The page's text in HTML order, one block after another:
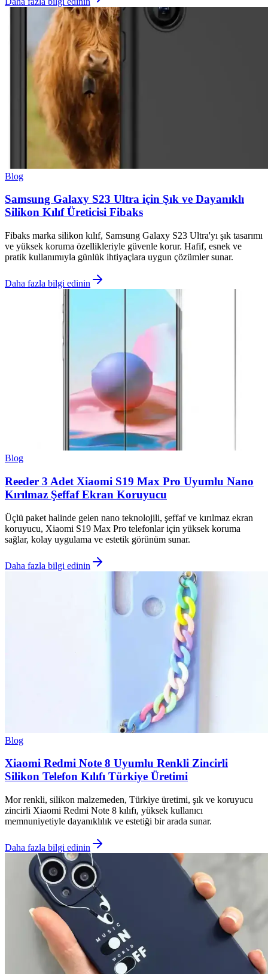
Blog
Samsung Galaxy S23 Ultra için Şık ve Dayanıklı
Silikon Kılıf Üreticisi Fibaks
Fibaks marka silikon kılıf, Samsung Galaxy S23 Ultra'yı şık tasarımı
ve yüksek koruma özellikleriyle güvenle korur. Hafif, esnek ve
pratik kullanımıyla günlük ihtiyaçlara uygun çözümler sunar.
Daha fazla bilgi edinin
Blog
Reeder 3 Adet Xiaomi S19 Max Pro Uyumlu Nano
Kırılmaz Şeffaf Ekran Koruyucu
Üçlü paket halinde gelen nano teknolojili, şeffaf ve kırılmaz ekran
koruyucu, Xiaomi S19 Max Pro telefonlar için yüksek koruma
sağlar, kolay uygulama ve estetik görünüm sunar.
Daha fazla bilgi edinin
Blog
Xiaomi Redmi Note 8 Uyumlu Renkli Zincirli
Silikon Telefon Kılıfı Türkiye Üretimi
Mor renkli, silikon malzemeden, Türkiye üretimi, şık ve koruyucu
zincirli Xiaomi Redmi Note 8 kılıfı, yüksek kullanıcı
memnuniyetiyle dayanıklılık ve estetiği bir arada sunar.
Daha fazla bilgi edinin